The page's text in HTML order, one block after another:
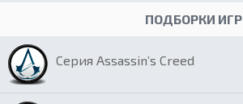
ПОДБОРКИ ИГР
Серия Assassin’s Creed